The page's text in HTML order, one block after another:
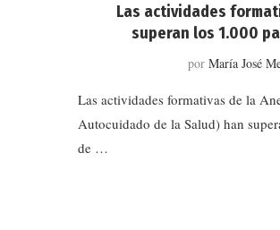
Las actividades
superan los 1.000
porMaría José
Las actividades formativas de la
Autocuidado de la Salud) han
de …